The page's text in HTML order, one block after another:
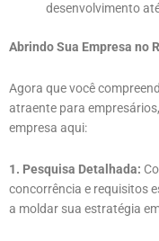
desenvolvimento
Abrindo Sua Empresa no
Agora que você
atraente para
empresa aqui:
1. Pesquisa Detalhada:
concorrência e requisitos
a moldar sua estratégia